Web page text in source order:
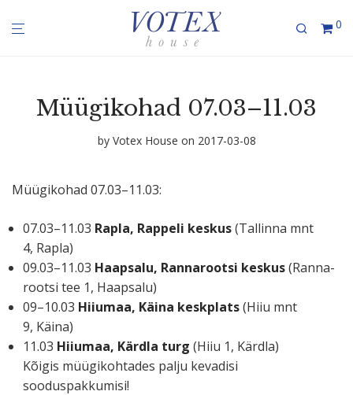
0
Müügi­kohad 07.03–11.03
by Votex House on 2017-03-08
Müügi­kohad 07.03–11.03:
07.03–11.03 Rapla, Rappeli keskus(Tallinna mnt
4, Rapla)
09.03–11.03 Haapsalu, Ranna­rootsi keskus(Ranna­
rootsi tee 1, Haapsalu)
09–10.03 Hiiumaa, Käina keskplats(Hiiu mnt
9, Käina)
11.03 Hiiumaa, Kärdla turg (Hiiu 1, Kärdla)
Kõigis müügi­kohtades palju kevadisi
sooduspakkumisi!